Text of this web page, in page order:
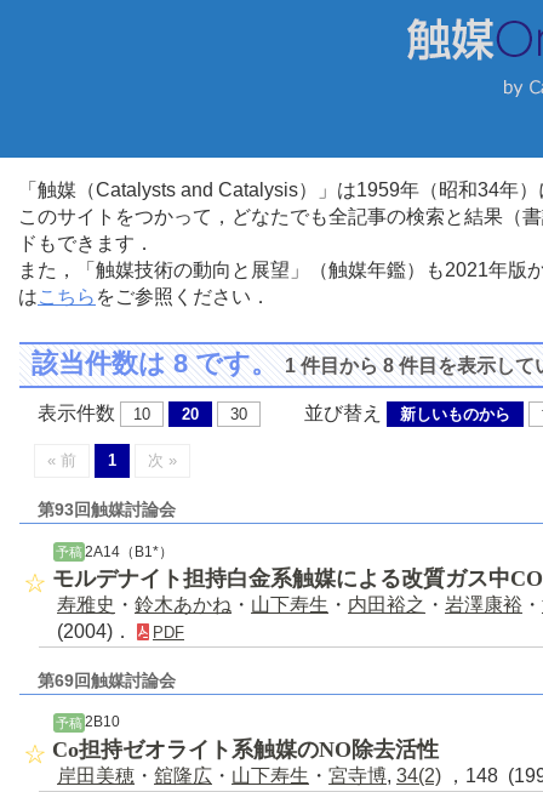
「触媒（Catalysts and Catalysis）」は1959年（昭和34年
このサイトをつかって，どなたでも全記事の検索と結果（
ドもできます．
また，「触媒技術の動向と展望」（触媒年鑑）も2021年
はこちら をご参照ください．
該当件数は 8 です。1 件目から 8 件目を表示して
表示件数 10 20 30 並び替え 新しいものから
« 前 1 次 »
第93回触媒討論会
予稿 2A14（B1*）
モルデナイト担持白金系触媒による改質ガス中
寿雅史 ・ 鈴木あかね ・ 山下寿生 ・ 内田裕之 ・ 岩澤康裕 ・
(2004)．
PDF
第69回触媒討論会
予稿 2B10
Co担持ゼオライト系触媒のNO除去活性
岸田美穂 ・ 舘隆広 ・ 山下寿生 ・ 宮寺博, 34(2) ，148